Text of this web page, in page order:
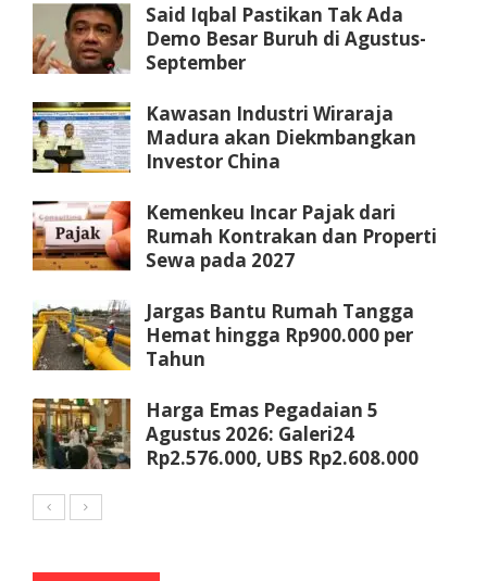
Said Iqbal Pastikan Tak Ada
Demo Besar Buruh di Agustus-
September
Kawasan Industri Wiraraja
Madura akan Diekmbangkan
Investor China
Kemenkeu Incar Pajak dari
Rumah Kontrakan dan Properti
Sewa pada 2027
Jargas Bantu Rumah Tangga
Hemat hingga Rp900.000 per
Tahun
Harga Emas Pegadaian 5
Agustus 2026: Galeri24
Rp2.576.000, UBS Rp2.608.000